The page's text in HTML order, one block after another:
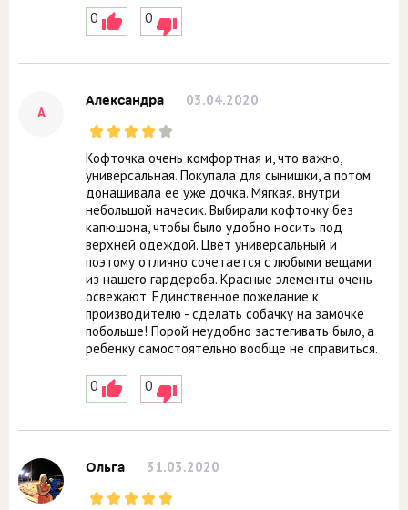
0 0
А
Александра 03.04.2020
Кофточка очень комфортная и, что важно,
универсальная. Покупала для сынишки, а потом
донашивала ее уже дочка. Мягкая. внутри
небольшой начесик. Выбирали кофточку без
капюшона, чтобы было удобно носить под
верхней одеждой. Цвет универсальный и
поэтому отлично сочетается с любыми вещами
из нашего гардероба. Красные элементы очень
освежают. Единственное пожелание к
производителю - сделать собачку на замочке
побольше! Порой неудобно застегивать было, а
ребенку самостоятельно вообще не справиться.
0 0
Ольга 31.03.2020